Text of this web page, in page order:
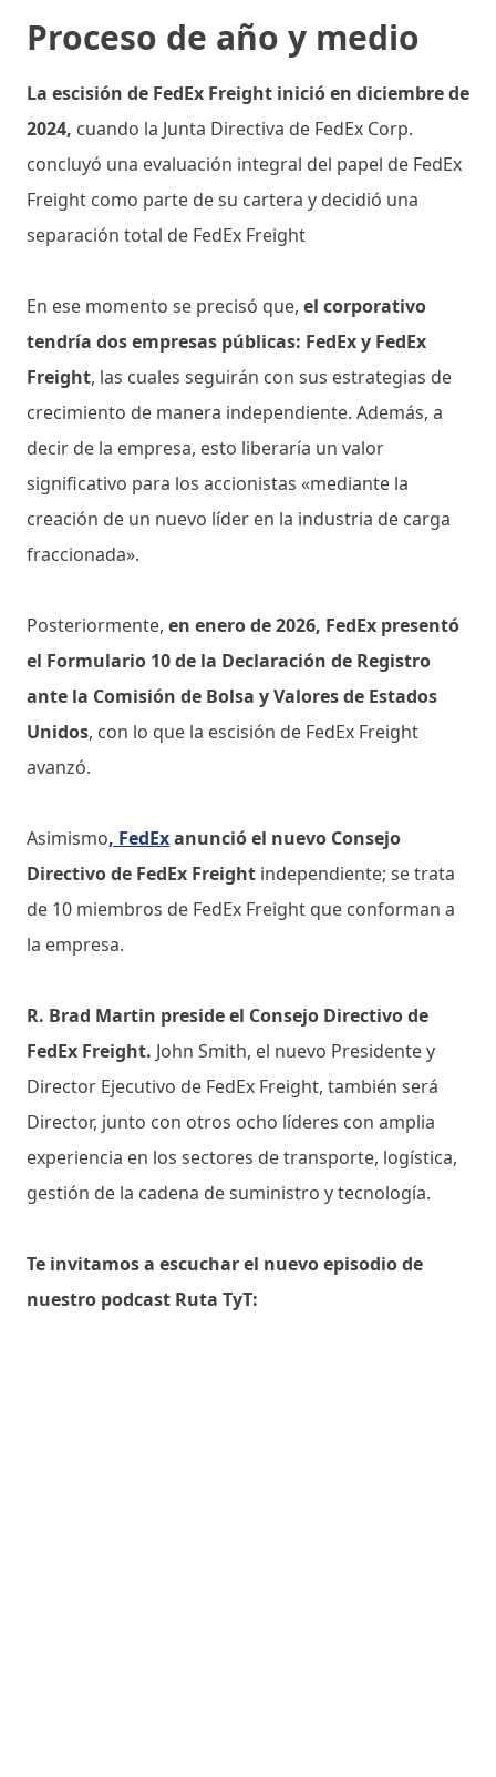
Proceso de año y medio
La escisión de FedEx Freight inició en diciembre de
2024, cuando la Junta Directiva de FedEx Corp.
concluyó una evaluación integral del papel de FedEx
Freight como parte de su cartera y decidió una
separación total de FedEx Freight
En ese momento se precisó que, el corporativo
tendría dos empresas públicas: FedEx y FedEx
Freight, las cuales seguirán con sus estrategias de
crecimiento de manera independiente. Además, a
decir de la empresa, esto liberaría un valor
significativo para los accionistas «mediante la
creación de un nuevo líder en la industria de carga
fraccionada».
Posteriormente, en enero de 2026, FedEx presentó
el Formulario 10 de la Declaración de Registro
ante la Comisión de Bolsa y Valores de Estados
Unidos, con lo que la escisión de FedEx Freight
avanzó.
Asimismo, FedExanunció el nuevo Consejo
Directivo de FedEx Freight independiente; se trata
de 10 miembros de FedEx Freight que conforman a
la empresa.
R. Brad Martin preside el Consejo Directivo de
FedEx Freight. John Smith, el nuevo Presidente y
Director Ejecutivo de FedEx Freight, también será
Director, junto con otros ocho líderes con amplia
experiencia en los sectores de transporte, logística,
gestión de la cadena de suministro y tecnología.
Te invitamos a escuchar el nuevo episodio de
nuestro podcast Ruta TyT: